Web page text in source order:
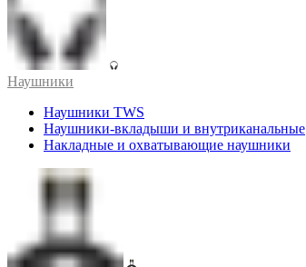
Наушники
Наушники TWS
Наушники-вкладыши и внутриканальные
Накладные и охватывающие наушники